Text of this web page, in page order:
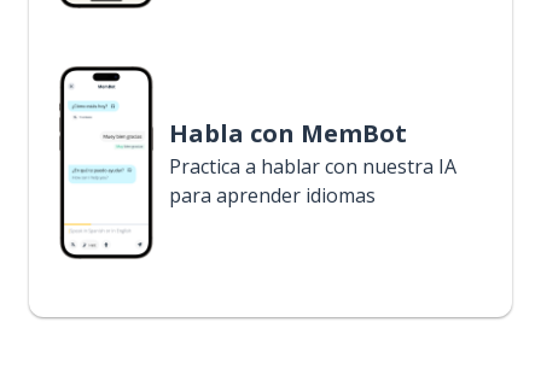
Habla con MemBot
Practica a hablar con nuestra IA
para aprender idiomas